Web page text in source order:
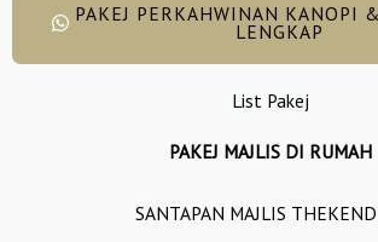
PAKEJ PERKAHWINAN KANOPI
LENGKAP
List Pakej
PAKEJ MAJLIS DI RUMAH
SANTAPAN MAJLIS